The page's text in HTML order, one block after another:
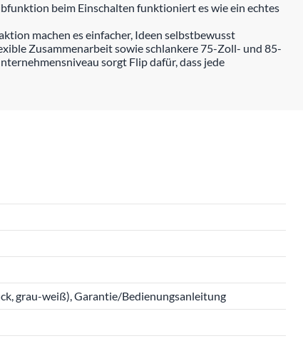
beim Einschalten funktioniert es wie ein echtes
machen es einfacher, Ideen selbstbewusst
Zusammenarbeit sowie schlankere 75-Zoll- und 85-
sorgt Flip dafür, dass jede
grau-weiß), Garantie/Bedienungsanleitung